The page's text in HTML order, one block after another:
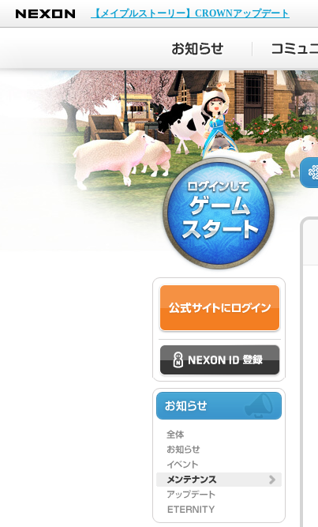
NEXON
【メイプルストーリー】CROWNアップデート